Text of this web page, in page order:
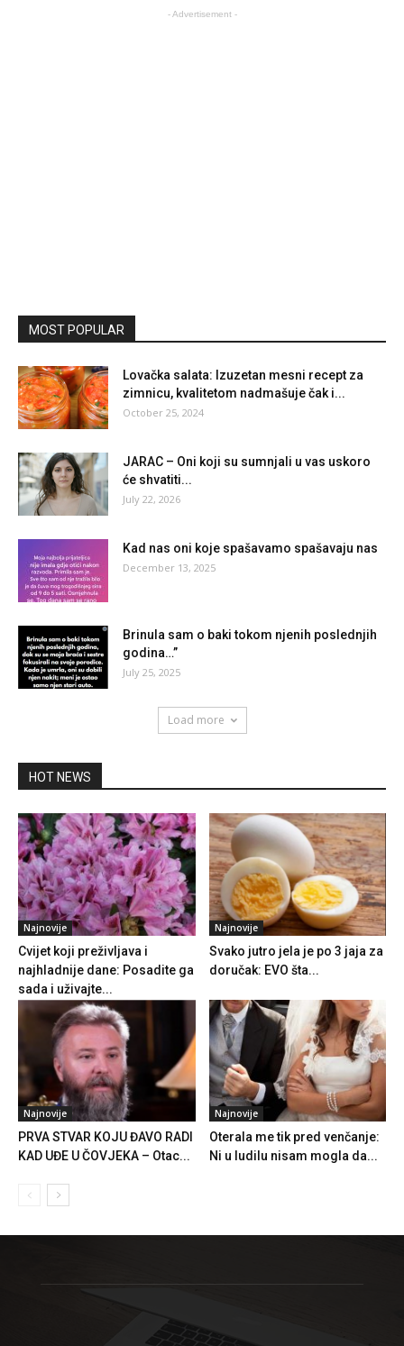
- Advertisement -
MOST POPULAR
Lovačka salata: Izuzetan mesni recept za
zimnicu, kvalitetom nadmašuje čak i...
October 25, 2024
JARAC – Oni koji su sumnjali u vas uskoro
će shvatiti...
July 22, 2026
Kad nas oni koje spašavamo spašavaju nas
December 13, 2025
Brinula sam o baki tokom njenih poslednjih
godina…”
July 25, 2025
Load more
HOT NEWS
Najnovije
Cvijet koji preživljava i
najhladnije dane: Posadite ga
sada i uživajte...
Najnovije
Svako jutro jela je po 3 jaja za
doručak: EVO šta...
Najnovije
PRVA STVAR KOJU ĐAVO RADI
KAD UĐE U ČOVJEKA – Otac...
Najnovije
Oterala me tik pred venčanje:
Ni u ludilu nisam mogla da...